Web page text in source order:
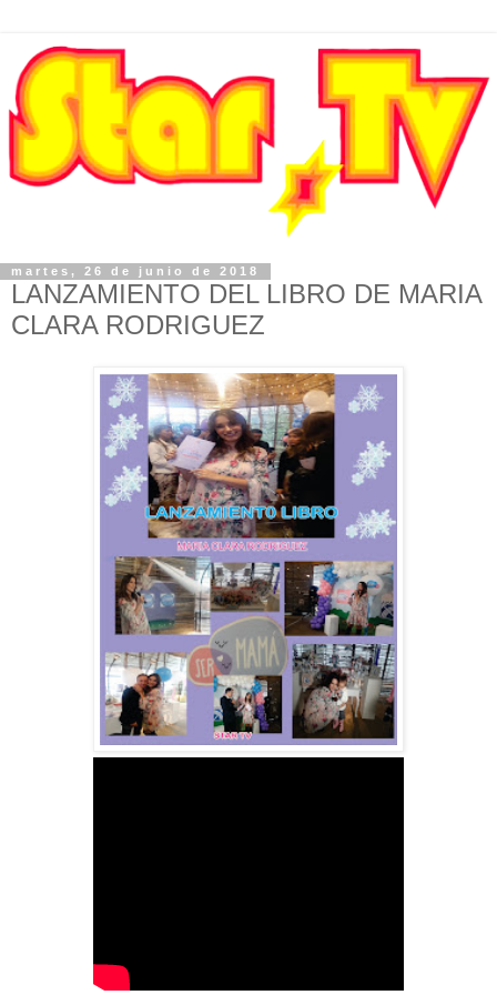
martes, 26 de junio de 2018
LANZAMIENTO DEL LIBRO DE MARIA
CLARA RODRIGUEZ